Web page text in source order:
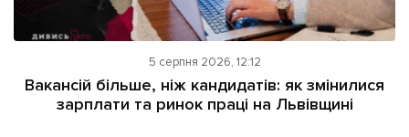
5 серпня 2026, 12:12
Вакансій більше, ніж кандидатів: як змінилися
зарплати та ринок праці на Львівщині